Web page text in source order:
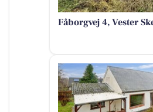
Fåborgvej 4, Vester